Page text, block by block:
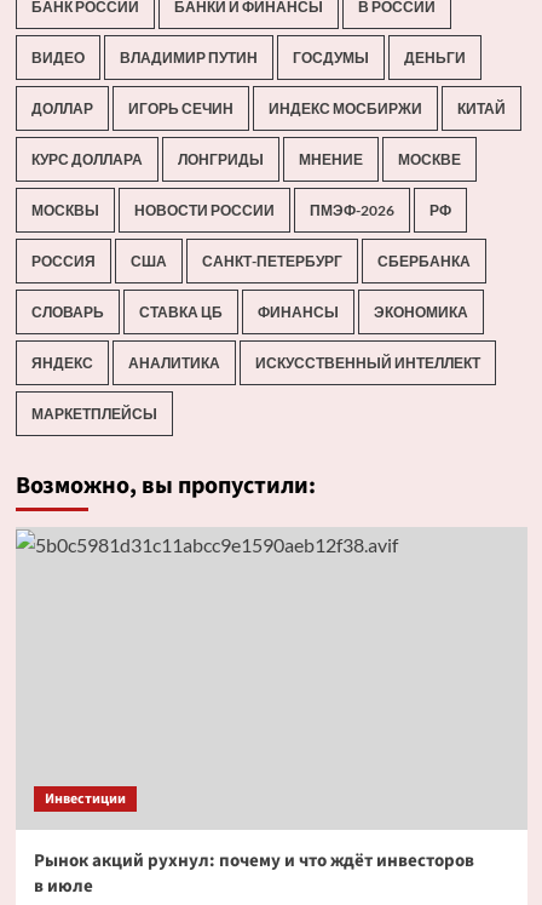
БАНК РОССИИ БАНКИ И ФИНАНСЫ В РОССИИ
ВИДЕО ВЛАДИМИР ПУТИН ГОСДУМЫ ДЕНЬГИ
ДОЛЛАР ИГОРЬ СЕЧИН ИНДЕКС МОСБИРЖИ КИТАЙ
КУРС ДОЛЛАРА ЛОНГРИДЫ МНЕНИЕ МОСКВЕ
МОСКВЫ НОВОСТИ РОССИИ ПМЭФ-2026 РФ
РОССИЯ США САНКТ-ПЕТЕРБУРГ СБЕРБАНКА
СЛОВАРЬ СТАВКА ЦБ ФИНАНСЫ ЭКОНОМИКА
ЯНДЕКС АНАЛИТИКА ИСКУССТВЕННЫЙ ИНТЕЛЛЕКТ
МАРКЕТПЛЕЙСЫ
Возможно, вы пропустили:
Инвестиции
Рынок акций рухнул: почему и что ждёт инвесторов
в июле